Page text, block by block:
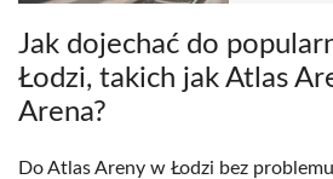
Jak dojechać do
Łodzi, takich jak Atlas
Arena?
Do Atlas Areny w Łodzi bez